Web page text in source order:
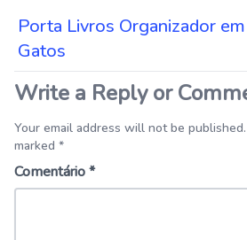
Porta Livros Organizador
Gatos
Write a Reply or
Your email address will not be
marked *
Comentário*